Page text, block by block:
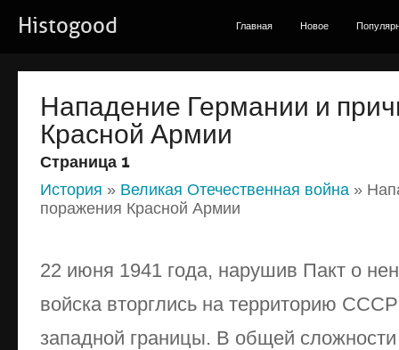
Histogood Главная Новое
Нападение Германии и
Красной Армии
Страница 1
История » Великая Отечественная война »
поражения Красной Армии
22 июня 1941 года, нарушив Пакт о
войска вторглись на территорию
западной границы. В общей